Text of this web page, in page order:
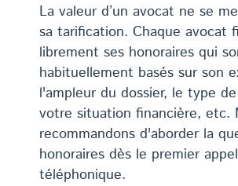
La valeur d’un avocat ne se
sa tarification. Chaque avocat
librement ses honoraires qui
habituellement basés sur son
l'ampleur du dossier, le type
votre situation financière, etc.
recommandons d'aborder la
honoraires dès le premier appel
téléphonique.